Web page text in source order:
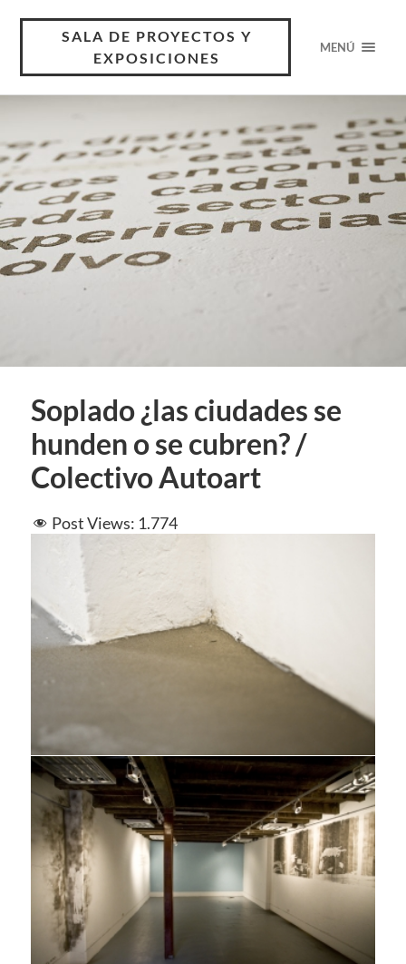
SALA DE PROYECTOS Y
EXPOSICIONES
MENÚ
Soplado ¿las ciudades se
hunden o se cubren? /
Colectivo Autoart
Post Views: 1.774